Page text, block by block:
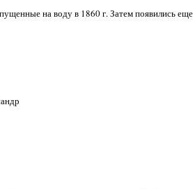
на воду в 1860 г. Затем появились еще